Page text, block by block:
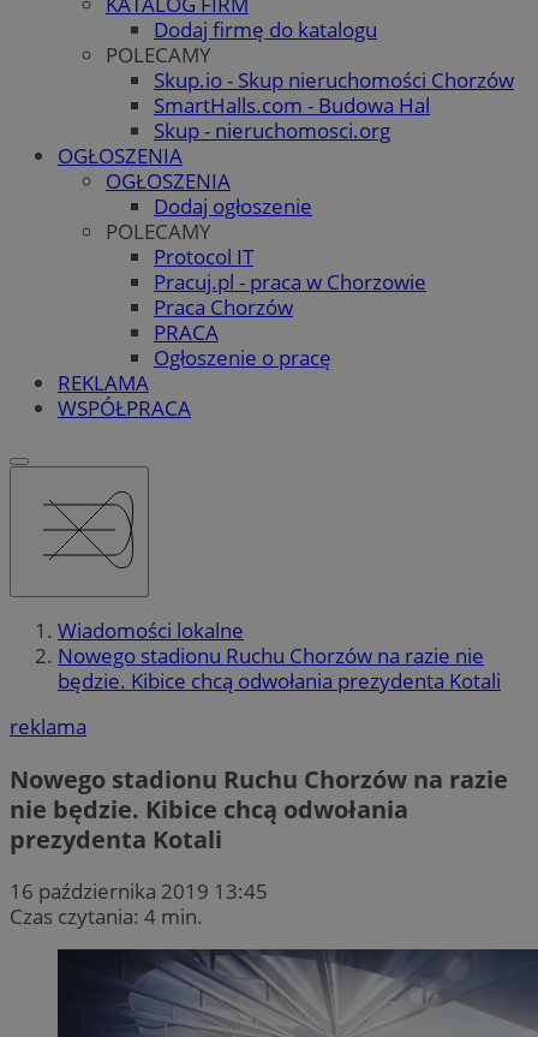
Dodaj firmę do katalogu
POLECAMY
Skup.io - Skup nieruchomości Chorzów
SmartHalls.com - Budowa Hal
Skup - nieruchomosci.org
OGŁOSZENIA
OGŁOSZENIA
Dodaj ogłoszenie
POLECAMY
Protocol IT
Pracuj.pl - praca w Chorzowie
Praca Chorzów
PRACA
Ogłoszenie o pracę
REKLAMA
WSPÓŁPRACA
Wiadomości lokalne
Nowego stadionu Ruchu Chorzów na razie nie
będzie. Kibice chcą odwołania prezydenta Kotali
reklama
Nowego stadionu Ruchu Chorzów na razie
nie będzie. Kibice chcą odwołania
prezydenta Kotali
16 października 2019 13:45
Czas czytania: 4 min.